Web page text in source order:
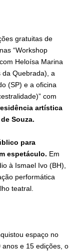
gratuitas de
“Workshop
Heloísa Marina
da Quebrada), a
(SP) e a oficina
com
artística
Souza.
para
espetáculo. Em
à Ismael Ivo (BH),
performática
teatral.
espaço no
e 15 edições, o